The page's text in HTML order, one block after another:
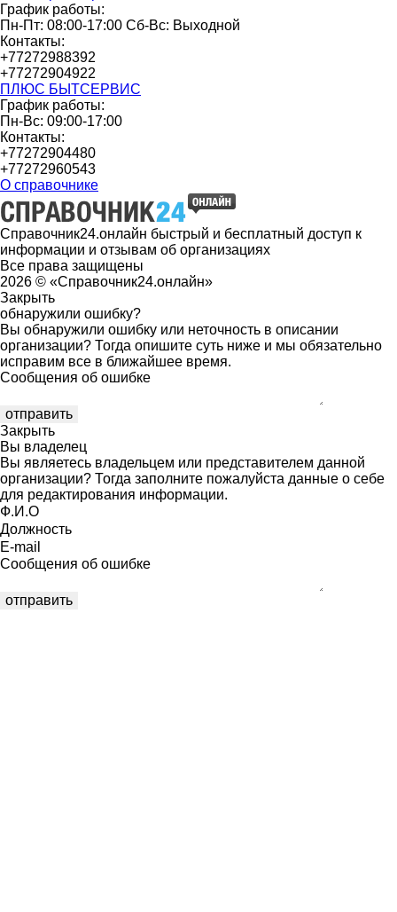
График работы:
Пн-Пт: 08:00-17:00 Сб-Вс: Выходной
Контакты:
+77272988392
+77272904922
ПЛЮС БЫТСЕРВИС
График работы:
Пн-Вс: 09:00-17:00
Контакты:
+77272904480
+77272960543
О справочнике
Справочник24.онлайн быстрый и бесплатный доступ к
информации и отзывам об организациях
Все права защищены
2026 © «Справочник24.онлайн»
Закрыть
обнаружили ошибку?
Вы обнаружили ошибку или неточность в описании
организации? Тогда опишите суть ниже и мы обязательно
исправим все в ближайшее время.
Сообщения об ошибке
Закрыть
Вы владелец
Вы являетесь владельцем или представителем данной
организации? Тогда заполните пожалуйста данные о себе
для редактирования информации.
Ф.И.О
Должность
E-mail
Сообщения об ошибке